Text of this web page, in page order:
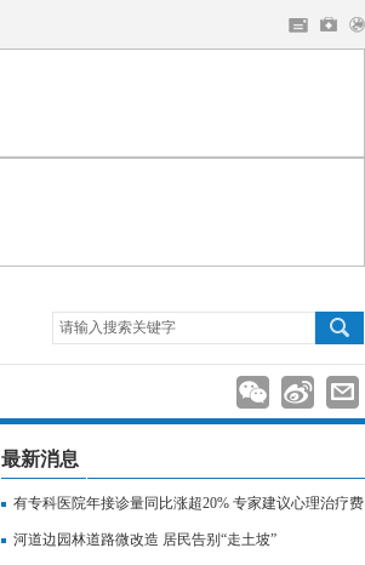
请输入搜索关键字
最新消息
有专科医院年接诊量同比涨超20% 专家建议心理治疗费
用纳入医保
河道边园林道路微改造 居民告别“走土坡”